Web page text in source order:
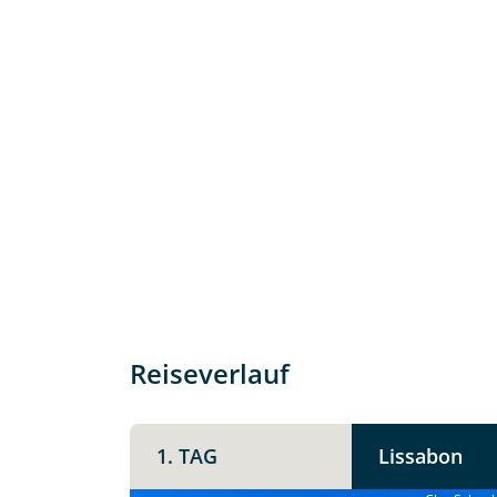
Reiseverlauf
1. TAG Lissabon
Herzlichen Dank für Ihre
mit. Wir prüfen die Verfügbarkeit
Persönliche Daten